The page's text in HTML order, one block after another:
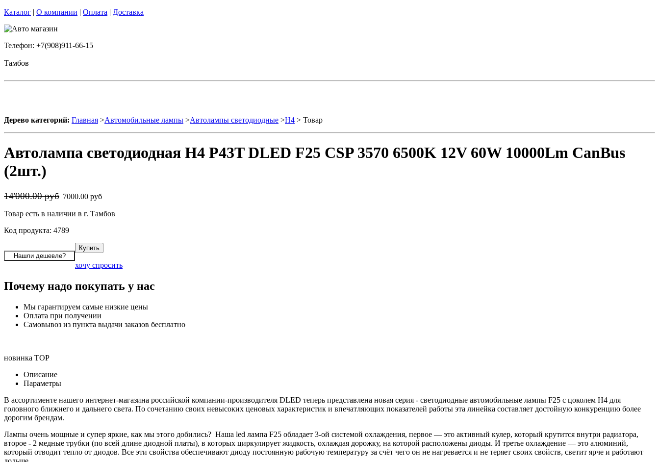
Каталог | О компании | Оплата | Доставка
Телефон: +7(908)911-66-15
Тамбов
Дерево категорий: Главная >Автомобильные лампы >Автолампы светодиодные >H4 > Товар
Автолампа светодиодная H4 P43T DLED F25 CSP 3570 6500K 12V 60W 10000Lm CanBus
(2шт.)
14'000.00 руб 7000.00 руб
Товар есть в наличии в г. Тамбов
Код продукта: 4789
хочу спросить
Почему надо покупать у нас
Мы гарантируем самые низкие цены
Оплата при получении
Самовывоз из пункта выдачи заказов бесплатно
новинка TOP
Описание
Параметры
В ассортименте нашего интернет-магазина российской компании-производителя DLED теперь представлена новая серия - светодиодные автомобильные лампы F25 с цоколем H4 для
головного ближнего и дальнего света. По сочетанию своих невысоких ценовых характеристик и впечатляющих показателей работы эта линейка составляет достойную конкуренцию более
дорогим брендам.
Лампы очень мощные и супер яркие, как мы этого добились? Наша led лампа F25 обладает 3-ой системой охлаждения, первое — это активный кулер, который крутится внутри радиатора,
второе - 2 медные трубки (по всей длине диодной платы), в которых циркулирует жидкость, охлаждая дорожку, на которой расположены диоды. И третье охлаждение — это алюминий,
который отводит тепло от диодов. Все эти свойства обеспечивают диоду постоянную рабочую температуру за счёт чего он не нагревается и не теряет своих свойств, светит ярче и работают